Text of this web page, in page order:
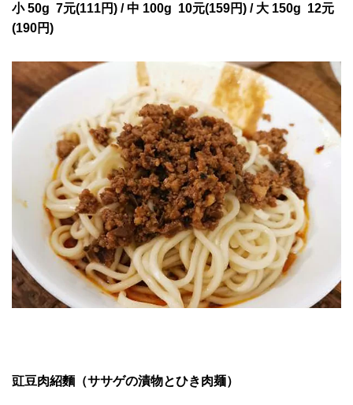
小 50g 7元(111円) / 中 100g 10元(159円) /大 150g 12元
(190円)
豇豆肉紹麵（ササゲの漬物とひき肉麺）